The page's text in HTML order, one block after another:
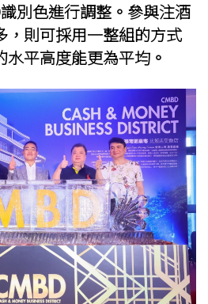
別色進行調整。參與注酒
，則可採用一整組的方式
平高度能更為平均。